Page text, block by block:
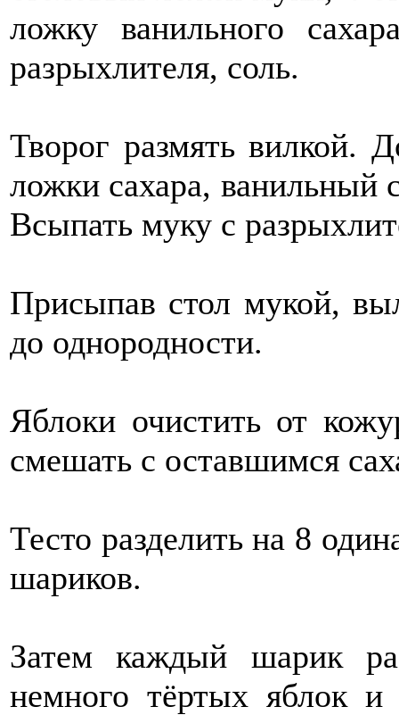
ложку ванильного
разрыхлителя, соль.
Творог размять вилкой.
ложки сахара, ванильный
Всыпать муку с
Присыпав стол мукой,
до однородности.
Яблоки очистить от
смешать с оставшимся
Тесто разделить на 8
шариков.
Затем каждый шарик
немного тёртых яблок и